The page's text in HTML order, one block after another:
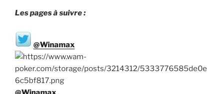
Les pages à suivre :
@Winamax